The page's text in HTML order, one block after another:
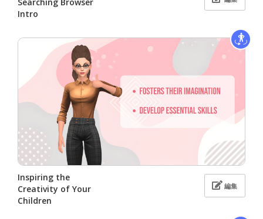
Intro
Inspiring the
Creativity of Your
Children
編集